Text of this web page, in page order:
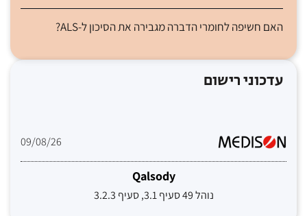
האם חשיפה לחומרי הדברה מגבירה את הסיכון ל-ALS?
עדכוני רישום
09/08/26
Qalsody
נוהל 49 סעיף 3.1, סעיף 3.2.3